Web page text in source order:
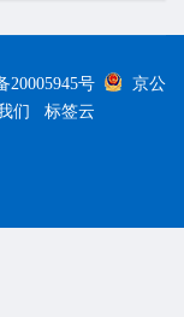
20005945号
京公
们 标签云